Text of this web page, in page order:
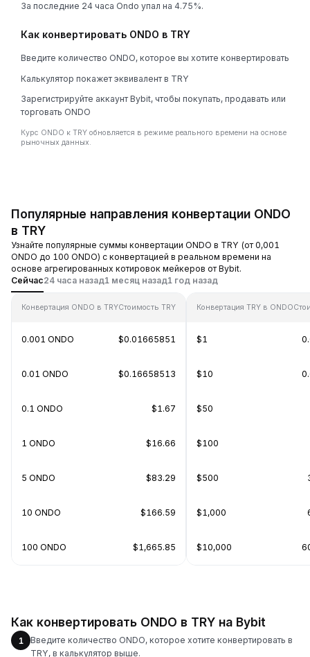
За последние 24 часа Ondo упал на 4.75%.
Как конвертировать ONDO в TRY
Введите количество ONDO, которое вы хотите конвертировать
Калькулятор покажет эквивалент в TRY
Зарегистрируйте аккаунт Bybit, чтобы покупать, продавать или
торговать ONDO
Курс ONDO к TRY обновляется в режиме реального времени на основе
рыночных данных.
Популярные направления конвертации ONDO
в TRY
Узнайте популярные суммы конвертации ONDO в TRY (от 0,001
ONDO до 100 ONDO) с конвертацией в реальном времени на
основе агрегированных котировок мейкеров от Bybit.
Сейчас24 часа назад1 месяц назад1 год назад
Конвертация ONDO в TRYСтоимость TRY
0.001 ONDO $0.01665851
0.01 ONDO $0.16658513
0.1 ONDO $1.67
1 ONDO $16.66
5 ONDO $83.29
10 ONDO $166.59
100 ONDO $1,665.85
Конвертация TRY в ONDO
$1
$10
$50
$100
$500
$1,000
$10,000
Как конвертировать ONDO в TRY на Bybit
1
Введите количество ONDO, которое хотите конвертировать в
TRY, в калькулятор выше.